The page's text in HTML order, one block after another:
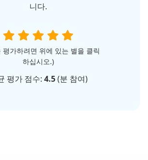
니다.
평가하려면 위에 있는 별을 클릭
하십시오.)
평가 점수: 4.5(분 참여)